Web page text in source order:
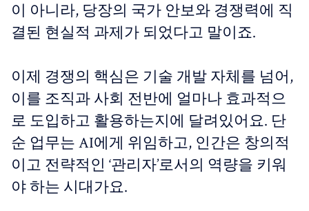
이 아니라, 당장의 국가 안보와 경쟁력에 직
결된 현실적 과제가 되었다고 말이죠.
이제 경쟁의 핵심은 기술 개발 자체를 넘어,
이를 조직과 사회 전반에 얼마나 효과적으
로 도입하고 활용하는지에 달려있어요. 단
순 업무는 AI에게 위임하고, 인간은 창의적
이고 전략적인 ‘관리자’로서의 역량을 키워
야 하는 시대가요.